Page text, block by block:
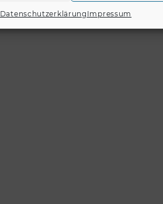
Datenschutzerklärung Impressum